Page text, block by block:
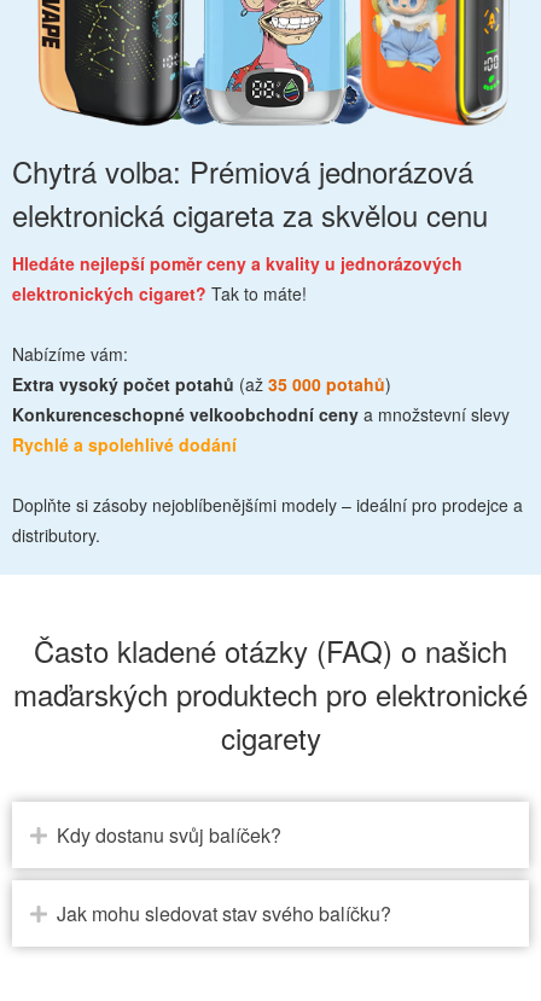
Chytrá volba: Prémiová jednorázová
elektronická cigareta za skvělou cenu
Hledáte nejlepší poměr ceny a kvality u jednorázových
elektronických cigaret? Tak to máte!
Nabízíme vám:
Extra vysoký počet potahů (až 35 000 potahů)
Konkurenceschopné velkoobchodní ceny a množstevní slevy
Rychlé a spolehlivé dodání
Doplňte si zásoby nejoblíbenějšími modely – ideální pro prodejce a
distributory.
Často kladené otázky (FAQ) o našich
maďarských produktech pro elektronické
cigarety
Kdy dostanu svůj balíček?
Jak mohu sledovat stav svého balíčku?